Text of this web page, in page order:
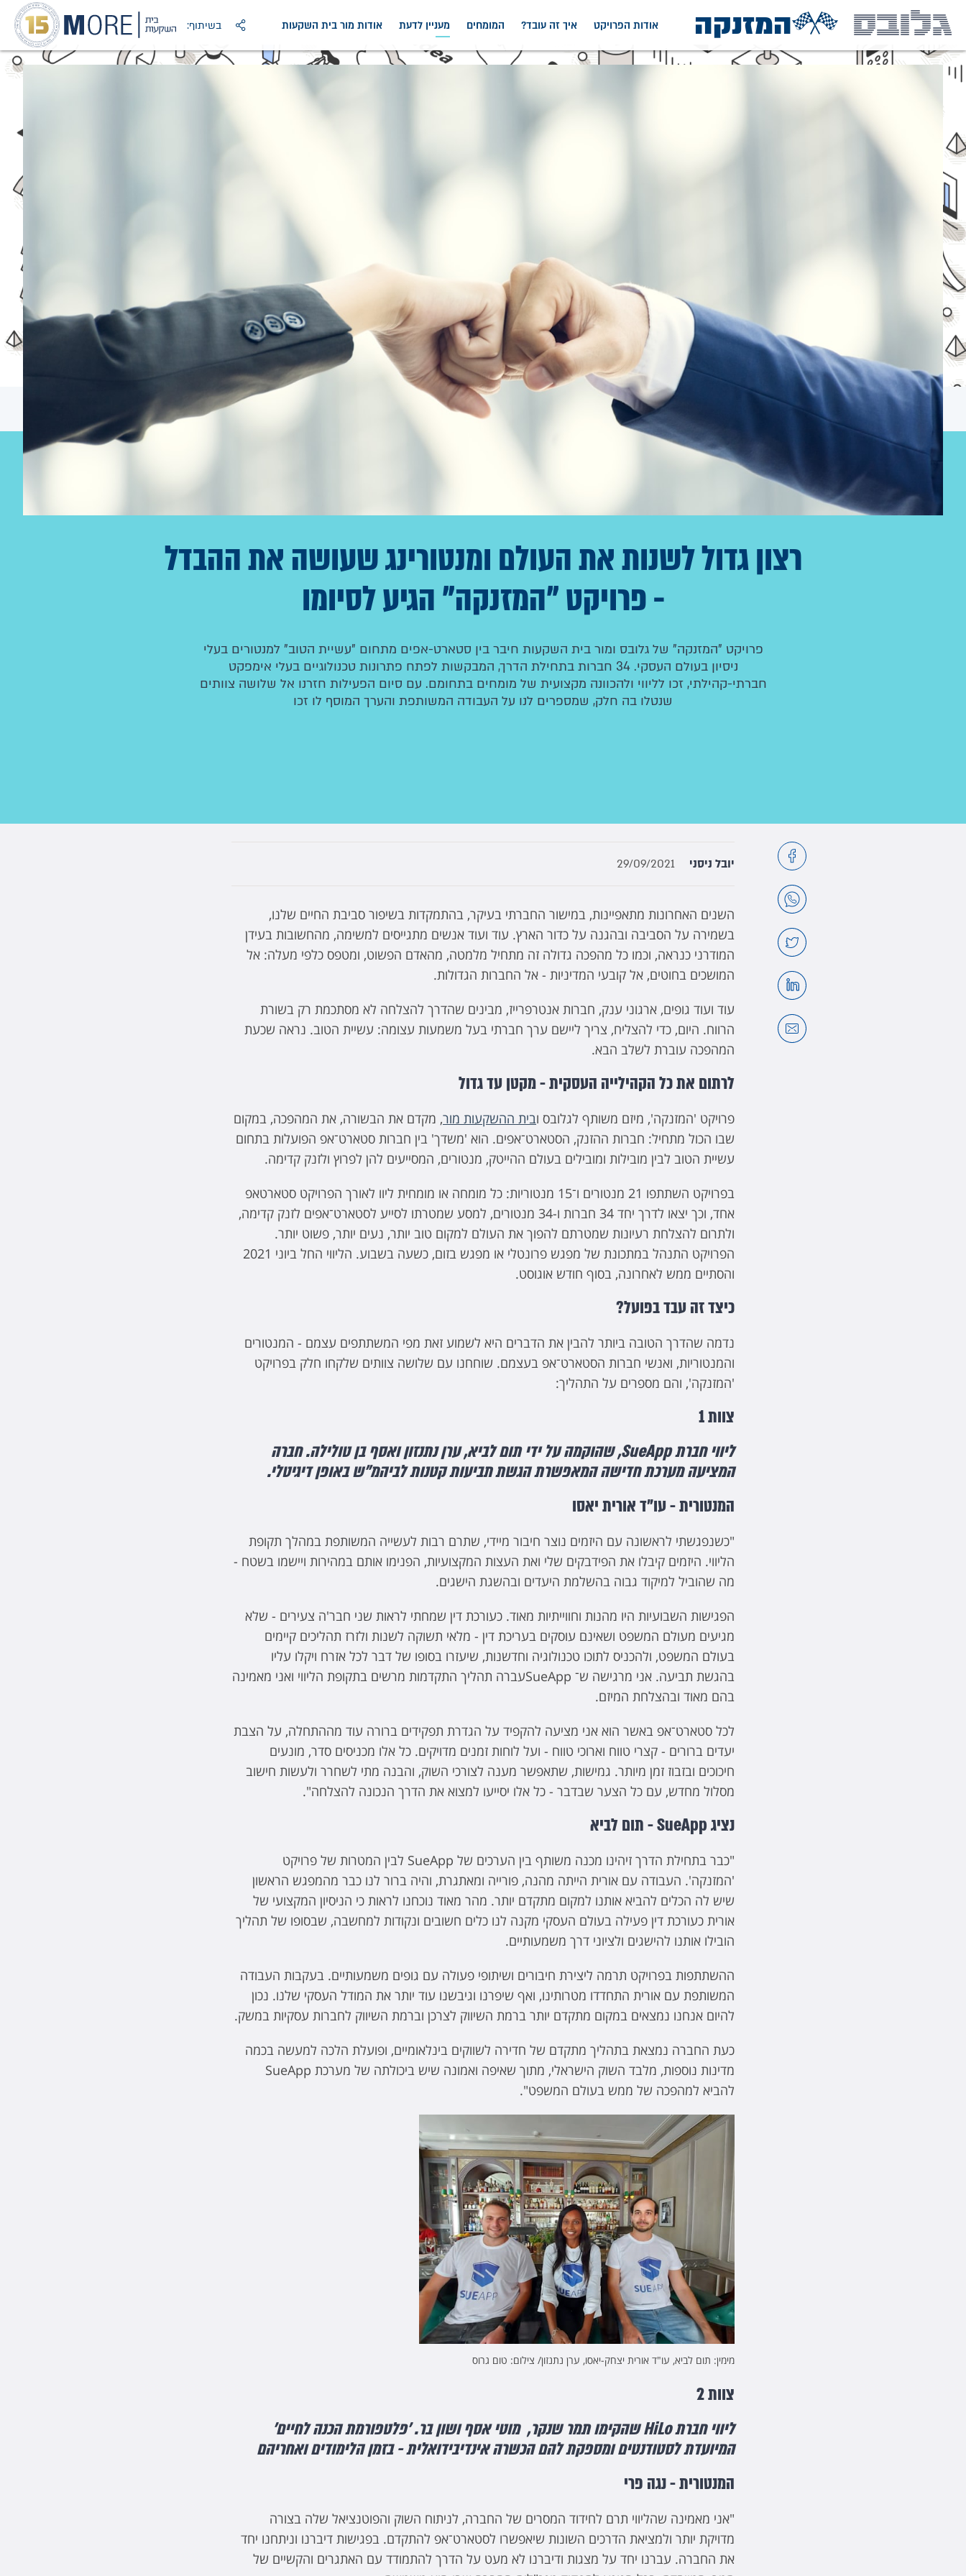
המזנקה אודות הפרויקט איך זה עובד? המומחים מעניין לדעת אודות מור בית השקעות בשיתוף:
רצון גדול לשנות את העולם ומנטורינג שעושה את ההבדל
- פרויקט "המזנקה" הגיע לסיומו
פרויקט "המזנקה" של גלובס ומור בית השקעות חיבר בין סטארט-אפים מתחום "עשיית הטוב" למנטורים בעלי
ניסיון בעולם העסקי. 34 חברות בתחילת הדרך, המבקשות לפתח פתרונות טכנולוגיים בעלי אימפקט
חברתי-קהילתי, זכו לליווי ולהכוונה מקצועית של מומחים בתחומם. עם סיום הפעילות חזרנו אל שלושה צוותים
שנטלו בה חלק, שמספרים לנו על העבודה המשותפת והערך המוסף לו זכו
יובל ניסני 29/09/2021
השנים האחרונות מתאפיינות, במישור החברתי בעיקר, בהתמקדות בשיפור סביבת החיים שלנו,
בשמירה על הסביבה ובהגנה על כדור הארץ. עוד ועוד אנשים מתגייסים למשימה, מהחשובות בעידן
המודרני כנראה, וכמו כל מהפכה גדולה זה מתחיל מלמטה, מהאדם הפשוט, ומטפס כלפי מעלה: אל
המושכים בחוטים, אל קובעי המדיניות - אל החברות הגדולות.
עוד ועוד גופים, ארגוני ענק, חברות אנטרפרייז, מבינים שהדרך להצלחה לא מסתכמת רק בשורת
הרווח. היום, כדי להצליח, צריך ליישם ערך חברתי בעל משמעות עצומה: עשיית הטוב. נראה שכעת
המהפכה עוברת לשלב הבא.
לרתום את כל הקהילייה העסקית - מקטן עד גדול
פרויקט 'המזנקה', מיזם משותף לגלובס ובית ההשקעות מור, מקדם את הבשורה, את המהפכה, במקום
שבו הכול מתחיל: חברות ההזנק, הסטארט־אפים. הוא 'משדך' בין חברות סטארט־אפ הפועלות בתחום
עשיית הטוב לבין מובילות ומובילים בעולם ההייטק, מנטורים, המסייעים להן לפרוץ ולזנק קדימה.
בפרויקט השתתפו 21 מנטורים ו־15 מנטוריות: כל מומחה או מומחית ליוו לאורך הפרויקט סטארטאפ
אחד, וכך יצאו לדרך יחד 34 חברות ו-34 מנטורים, למסע שמטרתו לסייע לסטארט־אפים לזנק קדימה,
ולתרום להצלחת רעיונות שמטרתם להפוך את העולם למקום טוב יותר, נעים יותר, פשוט יותר.
הפרויקט התנהל במתכונת של מפגש פרונטלי או מפגש בזום, כשעה בשבוע. הליווי החל ביוני 2021
והסתיים ממש לאחרונה, בסוף חודש אוגוסט.
כיצד זה עבד בפועל?
נדמה שהדרך הטובה ביותר להבין את הדברים היא לשמוע זאת מפי המשתתפים עצמם - המנטורים
והמנטוריות, ואנשי חברות הסטארט־אפ בעצמם. שוחחנו עם שלושה צוותים שלקחו חלק בפרויקט
'המזנקה', והם מספרים על התהליך:
צוות 1
ליווי חברת SueApp, שהוקמה על ידי תום לביא, ערן נתנזון ואסף בן טולילה. חברה
המציעה מערכת חדישה המאפשרת הגשת תביעות קטנות לביהמ"ש באופן דיגיטלי.
המנטורית - עו"ד אורית יאסו
"כשנפגשתי לראשונה עם היזמים נוצר חיבור מיידי, שתרם רבות לעשייה המשותפת במהלך תקופת
הליווי. היזמים קיבלו את הפידבקים שלי ואת העצות המקצועיות, הפנימו אותם במהירות ויישמו בשטח -
מה שהוביל למיקוד גבוה בהשלמת היעדים ובהשגת הישגים.
הפגישות השבועיות היו מהנות וחווייתיות מאוד. כעורכת דין שמחתי לראות שני חבר'ה צעירים - שלא
מגיעים מעולם המשפט ושאינם עוסקים בעריכת דין - מלאי תשוקה לשנות ולזרז תהליכים קיימים
בעולם המשפט, ולהכניס לתוכו טכנולוגיה וחדשנות, שיעזרו בסופו של דבר לכל אזרח ויקלו עליו
בהגשת תביעה. אני מרגישה ש־ SueAppעברה תהליך התקדמות מרשים בתקופת הליווי ואני מאמינה
בהם מאוד ובהצלחת המיזם.
לכל סטארט־אפ באשר הוא אני מציעה להקפיד על הגדרת תפקידים ברורה עוד מההתחלה, על הצבת
יעדים ברורים - קצרי טווח וארוכי טווח - ועל לוחות זמנים מדויקים. כל אלו מכניסים סדר, מונעים
חיכוכים ובזבוז זמן מיותר. גמישות, שתאפשר מענה לצורכי השוק, והבנה מתי לשחרר ולעשות חישוב
מסלול מחדש, עם כל הצער שבדבר - כל אלו יסייעו למצוא את הדרך הנכונה להצלחה".
נציג SueApp - תום לביא
"כבר בתחילת הדרך זיהינו מכנה משותף בין הערכים של SueApp לבין המטרות של פרויקט
'המזנקה'. העבודה עם אורית הייתה מהנה, פורייה ומאתגרת, והיה ברור לנו כבר מהמפגש הראשון
שיש לה הכלים להביא אותנו למקום מתקדם יותר. מהר מאוד נוכחנו לראות כי הניסיון המקצועי של
אורית כעורכת דין פעילה בעולם העסקי מקנה לנו כלים חשובים ונקודות למחשבה, שבסופו של תהליך
הובילו אותנו להישגים ולציוני דרך משמעותיים.
ההשתתפות בפרויקט תרמה ליצירת חיבורים ושיתופי פעולה עם גופים משמעותיים. בעקבות העבודה
המשותפת עם אורית התחדדו מטרותינו, ואף שיפרנו וגיבשנו עוד יותר את המודל העסקי שלנו. נכון
להיום אנחנו נמצאים במקום מתקדם יותר ברמת השיווק לצרכן וברמת השיווק לחברות עסקיות במשק.
כעת החברה נמצאת בתהליך מתקדם של חדירה לשווקים בינלאומיים, ופועלת הלכה למעשה בכמה
מדינות נוספות, מלבד השוק הישראלי, מתוך שאיפה ואמונה שיש ביכולתה של מערכת SueApp
להביא למהפכה של ממש בעולם המשפט".
מימין: תום לביא, עו"ד אורית יצחק-יאסו, ערן נתנזון/ צילום: טום גרוס
צוות 2
ליווי חברת HiLo שהקימו תמר שנקר, מוטי אסף ושון בר. ׳פלטפורמת הכנה לחיים׳
המיועדת לסטודנטים ומספקת להם הכשרה אינדיבידואלית - בזמן הלימודים ואחריהם
המנטורית - נגה פרי
"אני מאמינה שהליווי תרם לחידוד המסרים של החברה, לניתוח השוק והפוטנציאל שלה בצורה
מדויקת יותר ולמציאת הדרכים השונות שיאפשרו לסטארט־אפ להתקדם. בפגישות דיברנו וניתחנו יחד
את החברה. עברנו יחד על מצגות ודיברנו לא מעט על הדרך להתמודד עם האתגרים והקשיים של